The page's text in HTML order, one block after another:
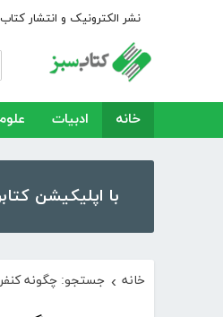
نشر الکترونیک و انتشار کتاب
خانه ادبیات
با اپلیکیشن کتابراه، بیش از ۵۰،۰۰۰ کتاب، کتاب صوتی و
خانه › جستجو: چگونه